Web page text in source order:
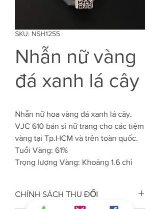
SKU: NSH1255
Nhẫn nữ vàng
đá xanh lá cây
Nhẫn nữ hoa vàng đá xanh lá cây.
VJC 610 bán sỉ nữ trang cho các tiệm
vàng tại Tp.HCM và trên toàn quốc.
Tuổi Vàng: 61%
Trọng lượng Vàng: Khoảng 1.6 chỉ
CHÍNH SÁCH THU ĐỔI